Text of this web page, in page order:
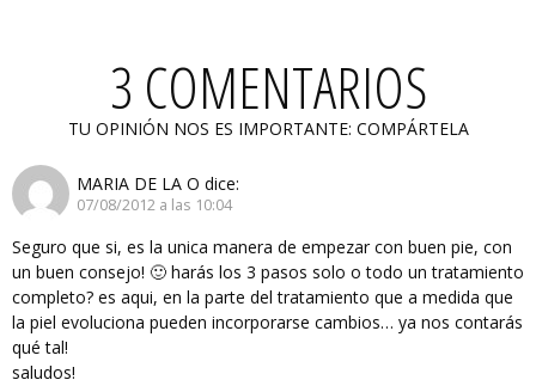
3 COMENTARIOS
TU OPINIÓN NOS ES IMPORTANTE: COMPÁRTELA
MARIA DE LA O dice:
07/08/2012 a las 10:04
Seguro que si, es la unica manera de empezar con buen pie, con
un buen consejo! 🙂 harás los 3 pasos solo o todo un tratamiento
completo? es aqui, en la parte del tratamiento que a medida que
la piel evoluciona pueden incorporarse cambios… ya nos contarás
qué tal!
saludos!